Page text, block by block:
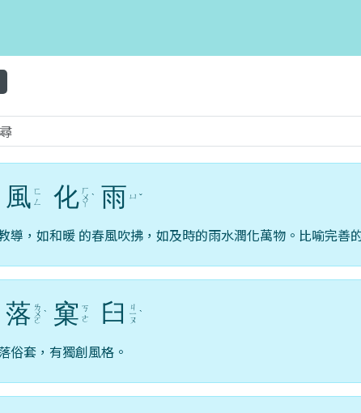
風 ㄈ
ㄥ
化 ㄏ
ㄨ
ㄚ
ˋ 雨 ㄩ ˇ
導，如和暖 的春風吹拂，如及時的雨水潤化萬物。比喻完善
落 ㄌ
ㄨ
ㄛ
ˋ 窠 ㄎ
ㄜ
臼 ㄐ
ㄧ
ㄡ
ˋ
俗套，有獨創風格。